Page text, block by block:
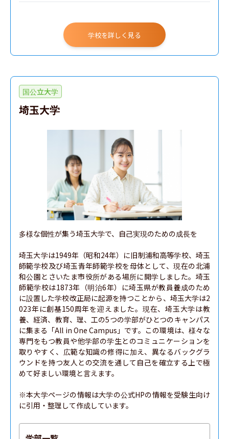
学校を詳しく見る
国公立大学
埼玉大学
多様な個性が集う埼玉大学で、自己実現のための成長を
埼玉大学は1949年（昭和24年）に旧制浦和高等学校、埼玉
師範学校及び埼玉青年師範学校を母体として、現在の北浦
和公園とさいたま市役所がある場所に開学しました。埼玉
師範学校は1873年（明治6年）に埼玉県が教員養成のため
に設置した学校改正局に起源を持つことから、埼玉大学は2
023年に創基150周年を迎えました。現在、埼玉大学は教
養、経済、教育、理、工の5つの学部がひとつのキャンパス
に集まる「All in One Campus」です。この環境は、様々な
専門をもつ教員や他学部の学生とのコミュニケーションを
取りやすく、広範な知識の修得に加え、異なるバックグラ
ウンドを持つ友人との交流を通して自己を確立する上で極
めて好ましい環境と言えます。
※本大学ページの情報は大学の公式HPの情報を受験生向け
に引用・整理して作成しています。